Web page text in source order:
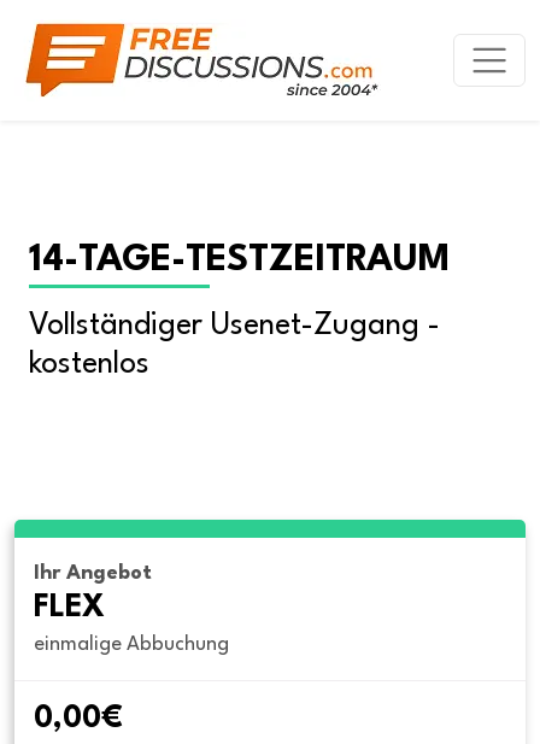
14-TAGE-TESTZEITRAUM
Vollständiger Usenet-Zugang -
kostenlos
Ihr Angebot
FLEX
einmalige Abbuchung
0,00€